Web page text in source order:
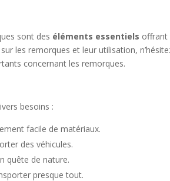
sont des éléments essentiels offrant
les remorques et leur utilisation,
concernant les remorques.
besoins :
facile de matériaux.
des véhicules.
quête de nature.
presque tout.